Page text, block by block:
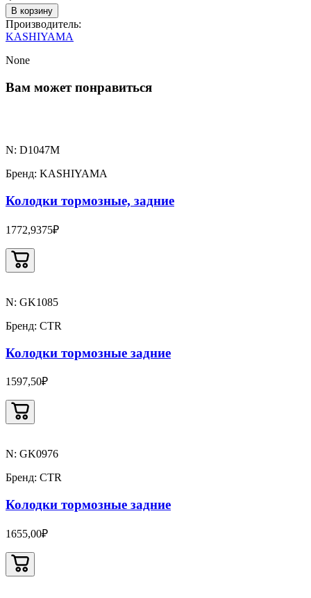
В корзину
Производитель:
KASHIYAMA
None
Вам может понравиться
N: D1047M
Бренд: KASHIYAMA
Колодки тормозные, задние
1772,9375₽
N: GK1085
Бренд: CTR
Колодки тормозные задние
1597,50₽
N: GK0976
Бренд: CTR
Колодки тормозные задние
1655,00₽